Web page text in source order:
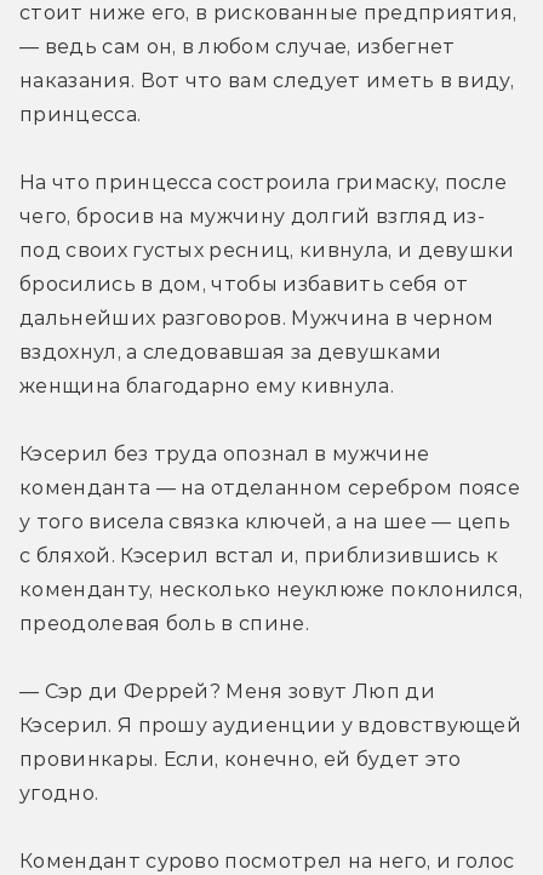
стоит ниже его, в рискованные предприятия,
— ведь сам он, в любом случае, избегнет
наказания. Вот что вам следует иметь в виду,
принцесса.
На что принцесса состроила гримаску, после
чего, бросив на мужчину долгий взгляд из-
под своих густых ресниц, кивнула, и девушки
бросились в дом, чтобы избавить себя от
дальнейших разговоров. Мужчина в черном
вздохнул, а следовавшая за девушками
женщина благодарно ему кивнула.
Кэсерил без труда опознал в мужчине
коменданта — на отделанном серебром поясе
у того висела связка ключей, а на шее — цепь
с бляхой. Кэсерил встал и, приблизившись к
коменданту, несколько неуклюже поклонился,
преодолевая боль в спине.
— Сэр ди Феррей? Меня зовут Люп ди
Кэсерил. Я прошу аудиенции у вдовствующей
провинкары. Если, конечно, ей будет это
угодно.
Комендант сурово посмотрел на него, и голос